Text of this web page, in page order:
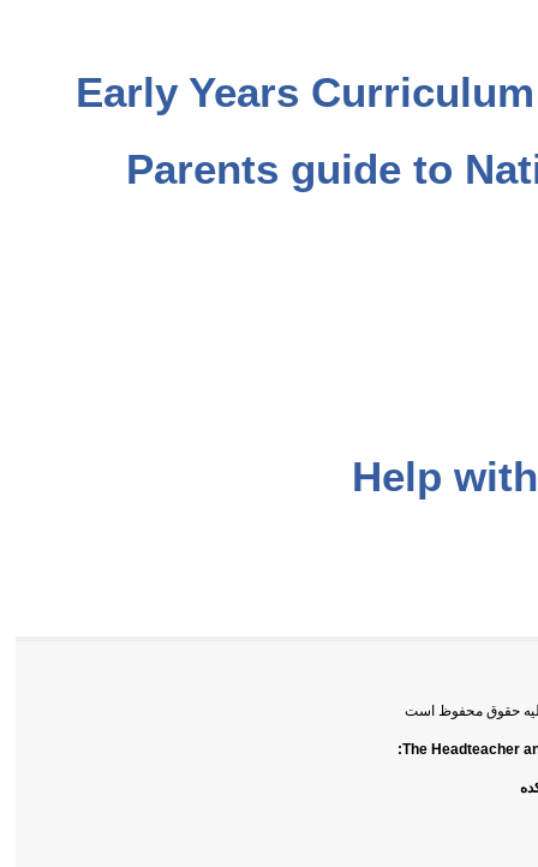
Early Years
Parents guide to
Help
حقوق محفوظ است
The Headteacher